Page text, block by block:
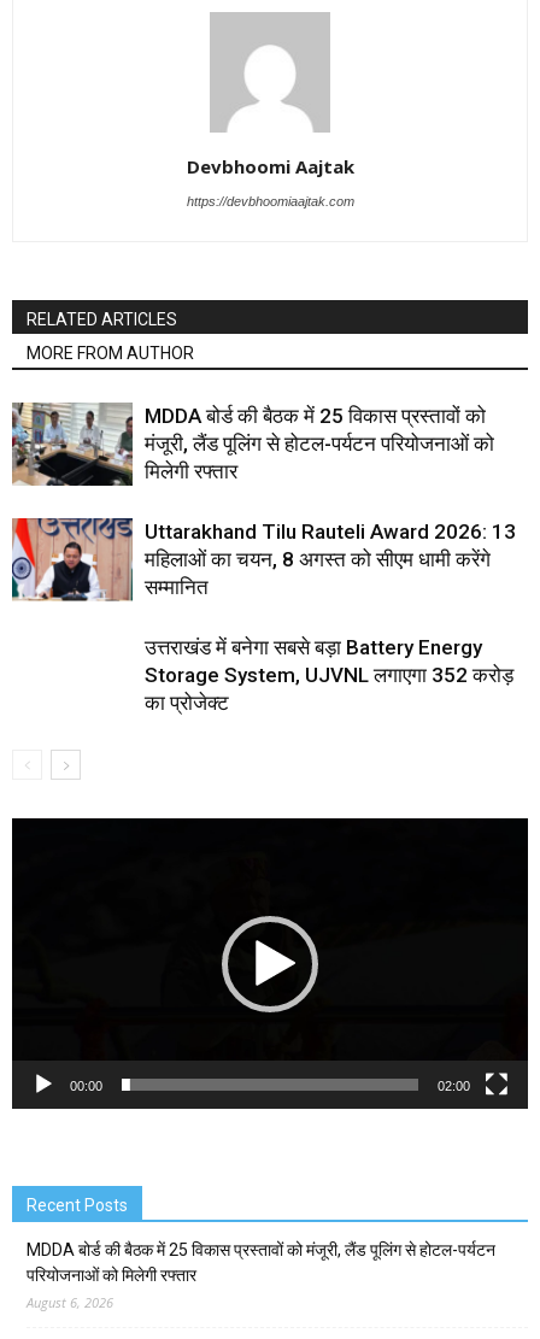
Devbhoomi Aajtak
https://devbhoomiaajtak.com
RELATED ARTICLES
MORE FROM AUTHOR
MDDA बोर्ड की बैठक में 25 विकास प्रस्तावों को
मंजूरी, लैंड पूलिंग से होटल-पर्यटन परियोजनाओं को
मिलेगी रफ्तार
Uttarakhand Tilu Rauteli Award 2026: 13
महिलाओं का चयन, 8 अगस्त को सीएम धामी करेंगे
सम्मानित
उत्तराखंड में बनेगा सबसे बड़ा Battery Energy
Storage System, UJVNL लगाएगा 352 करोड़
का प्रोजेक्ट
00:00 02:00
Recent Posts
MDDA बोर्ड की बैठक में 25 विकास प्रस्तावों को मंजूरी, लैंड पूलिंग से होटल-पर्यटन
परियोजनाओं को मिलेगी रफ्तार
August 6, 2026